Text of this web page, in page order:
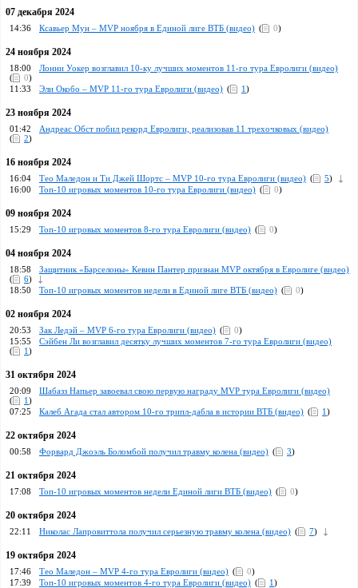
07 декабря 2024
14:36 Ксавьер Мун – MVP ноября в Единой лиге ВТБ (видео) ( 0)
24 ноября 2024
18:00
Лонни Уокер возглавил 10-ку лучших моментов 11-го тура Евролиги (видео)
(
0)
11:33
Эли Окобо – MVP 11-го тура Евролиги (видео) ( 1)
23 ноября 2024
01:42
Андреас Обст побил рекорд Евролиги, реализовав 11 трехочковых (видео)
(
2)
16 ноября 2024
16:04 Тео Маледон и Ти Джей Шортс – MVP 10-го тура Евролиги (видео) ( 5)
16:00
Топ-10 игровых моментов 10-го тура Евролиги (видео) ( 0)
09 ноября 2024
15:29 Топ-10 игровых моментов 8-го тура Евролиги (видео) ( 0)
04 ноября 2024
18:58
Защитник «Барселоны» Кевин Пантер признан MVP октября в Евролиге (видео)
(
6)
18:50
Топ-10 игровых моментов недели в Единой лиге ВТБ (видео) ( 0)
02 ноября 2024
20:53 Зак Ледэй – MVP 6-го тура Евролиги (видео) ( 0)
15:55
Сэйбeн Ли возглавил десятку лучших моментов 7-го тура Евролиги (видео)
(
1)
31 октября 2024
20:09
Шабазз Напьер завоевал свою первую награду MVP тура Евролиги (видео)
(
1)
07:25
Калеб Агада стал автором 10-го трипл-дабла в истории ВТБ (видео) ( 1)
22 октября 2024
00:58 Форвард Джоэль Боломбой получил травму колена (видео) ( 3)
21 октября 2024
17:08 Топ-10 игровых моментов недели Единой лиги ВТБ (видео) ( 0)
20 октября 2024
22:11 Николас Лапровиттола получил серьезную травму колена (видео) ( 7)
19 октября 2024
17:46 Тео Маледон – MVP 4-го тура Евролиги (видео) ( 0)
17:39
Топ-10 игровых моментов 4-го тура Евролиги (видео) ( 1)